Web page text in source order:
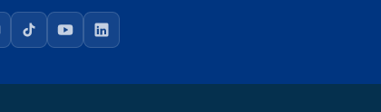
TikTokYouTubeLinkedIn